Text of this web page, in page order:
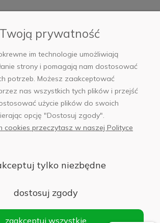
sklep@abfoto.pl
+48 797 971 275
zastrzeżone. Serwis własnością:
Sp. z o.o.
WARSZAWA, Al. Jerozolimskie 176, NIP
prywatność
im technologie umożliwiają
strony i pomagają nam dostosować
potrzeb. Możesz zaakceptować
nas wszystkich tych plików i przejść
użycie plików do swoich
opcję "Dostosuj zgody".
cookies przeczytasz w naszej Polityce
tylko niezbędne
dostosuj zgody
zaakceptuj wszystkie